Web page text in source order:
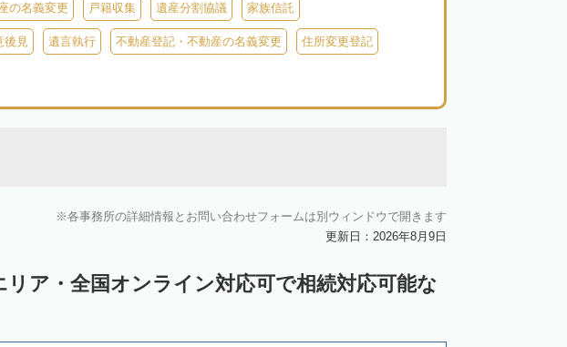
川村 空知郡南幌町 空知郡奈井江町 空知郡上砂川町
空知郡南富良野町 夕張郡由仁町 夕張郡長沼町 夕張郡栗山町
中川郡幕別町 中川郡池田町 中川郡豊頃町
町 天塩郡幌延町 宗谷郡猿払村 枝幸郡浜頓別町
の名義変更 戸籍収集 遺産分割協議 家族信託
後見 遺言執行 不動産登記・不動産の名義変更 住所変更登記
各事務所の詳細情報とお問い合わせフォームは別ウィンドウで開きます
更新日：2026年8月9日
リア・全国オンライン対応可で相続対応可能な